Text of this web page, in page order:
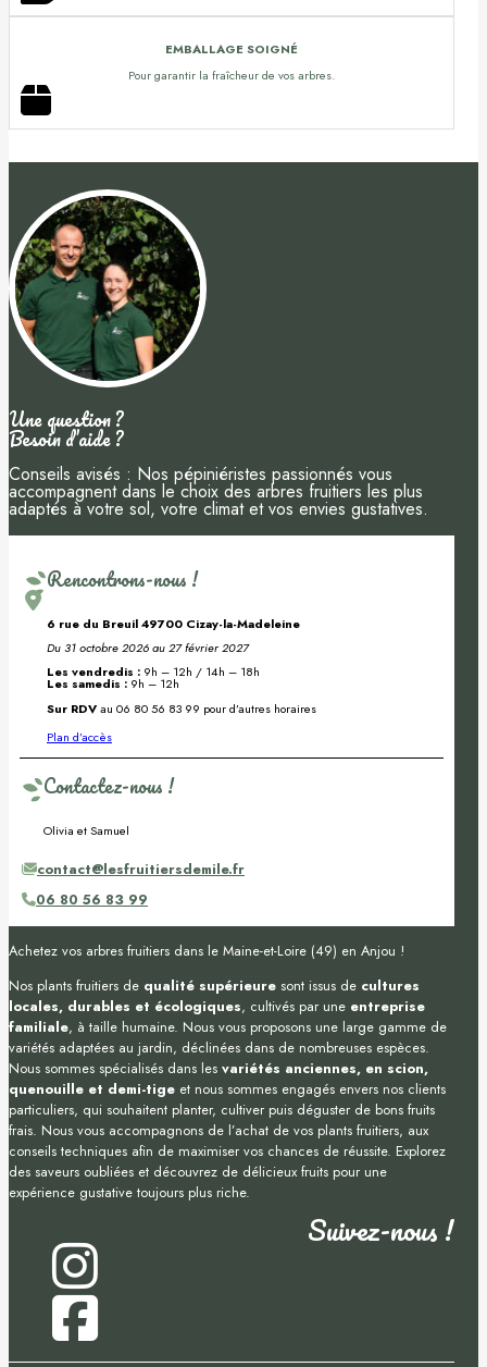
EMBALLAGE SOIGNÉ
Pour garantir la fraîcheur de vos arbres.
Une question ?
Besoin d’aide ?
Conseils avisés : Nos pépiniéristes passionnés vous
accompagnent dans le choix des arbres fruitiers les plus
adaptés à votre sol, votre climat et vos envies gustatives.
Rencontrons-nous !
6 rue du Breuil 49700 Cizay-la-Madeleine
Du 31 octobre 2026 au 27 février 2027
Les vendredis : 9h – 12h / 14h – 18h
Les samedis : 9h – 12h
Sur RDVau 06 80 56 83 99 pour d’autres horaires
Plan d’accès
Contactez-nous !
Olivia et Samuel
contact@lesfruitiersdemile.fr
06 80 56 83 99
Achetez vos arbres fruitiers dans le Maine-et-Loire (49) en Anjou !
Nos plants fruitiers de qualité supérieure sont issus de cultures
locales, durables et écologiques, cultivés par une entreprise
familiale, à taille humaine. Nous vous proposons une large gamme de
variétés adaptées au jardin, déclinées dans de nombreuses espèces.
Nous sommes spécialisés dans les variétés anciennes, en scion,
quenouille et demi-tige et nous sommes engagés envers nos clients
particuliers, qui souhaitent planter, cultiver puis déguster de bons fruits
frais. Nous vous accompagnons de l’achat de vos plants fruitiers, aux
conseils techniques afin de maximiser vos chances de réussite. Explorez
des saveurs oubliées et découvrez de délicieux fruits pour une
expérience gustative toujours plus riche.
Suivez-nous !